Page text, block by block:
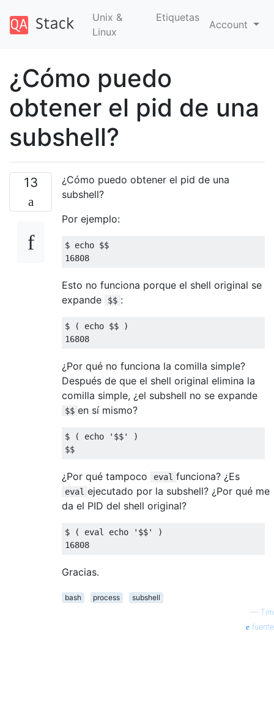
Unix &
Linux
Etiquetas
Account
¿Cómo puedo
obtener el pid de una
subshell?
13
¿Cómo puedo obtener el pid de una
subshell?
Por ejemplo:
16808
Esto no funciona porque el shell original se
expande
$$ :
$ ( echo $$
)
16808
¿Por qué no funciona la comilla simple?
Después de que el shell original elimina la
comilla simple, ¿el subshell no se expande
$$ en sí mismo?
$ ( echo '$$'
)
$$
¿Por qué tampoco eval funciona? ¿Es
eval ejecutado por la subshell? ¿Por qué me
da el PID del shell original?
$ ( eval echo '$$'
)
16808
Gracias.
bash process
subshell
— Tim
fuente